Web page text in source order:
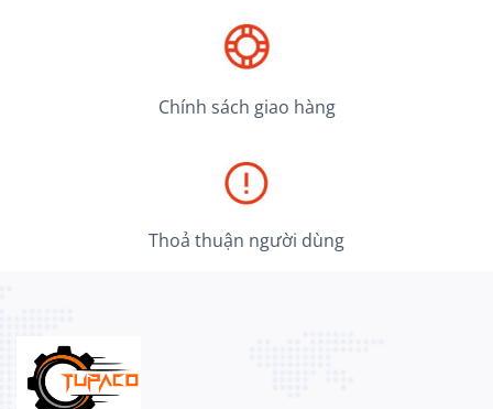
Chính sách giao hàng
Thoả thuận người dùng